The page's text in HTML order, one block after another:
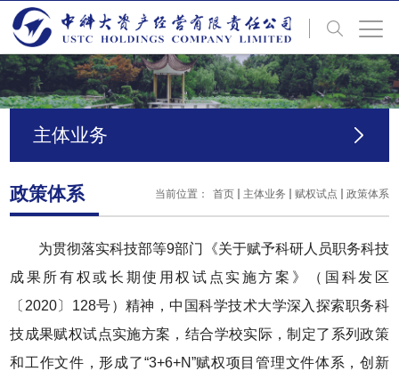
主体业务
政策体系 当前位置： 首页 主体业务 赋权试点 政策体系
为贯彻落实科技部等9部门《关于赋予科研人员职务科技
成果所有权或长期使用权试点实施方案》（国科发区
〔2020〕128号）精神，中国科学技术大学深入探索职务科
技成果赋权试点实施方案，结合学校实际，制定了系列政策
和工作文件，形成了“3+6+N”赋权项目管理文件体系，创新